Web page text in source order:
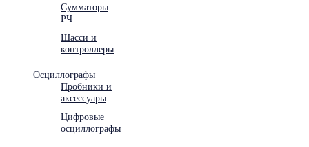
Сумматоры
РЧ
Шасси и
контроллеры
Осциллографы
Пробники и
аксессуары
Цифровые
осциллографы